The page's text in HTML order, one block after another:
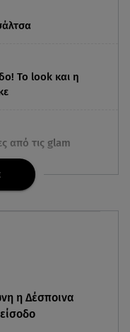
Το look και η
από τις glam
και φόρεσε
Guinness για
η Δέσποινα